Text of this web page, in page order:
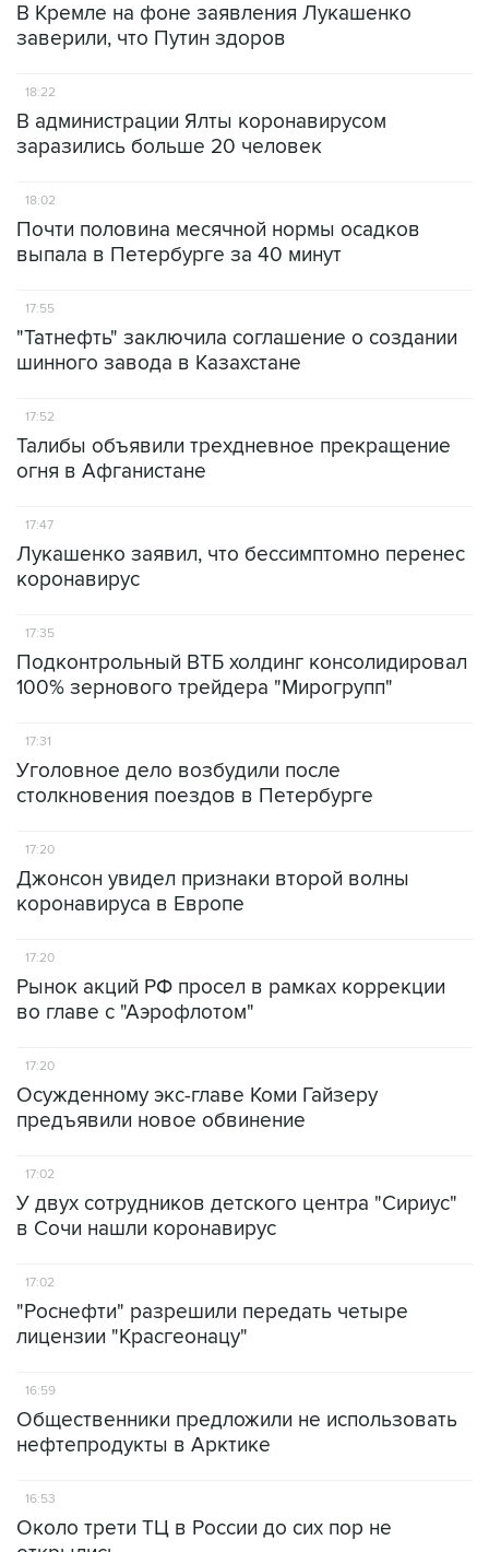
В Кремле на фоне заявления Лукашенко
заверили, что Путин здоров
18:22
В администрации Ялты коронавирусом
заразились больше 20 человек
18:02
Почти половина месячной нормы осадков
выпала в Петербурге за 40 минут
17:55
"Татнефть" заключила соглашение о создании
шинного завода в Казахстане
17:52
Талибы объявили трехдневное прекращение
огня в Афганистане
17:47
Лукашенко заявил, что бессимптомно перенес
коронавирус
17:35
Подконтрольный ВТБ холдинг консолидировал
100% зернового трейдера "Мирогрупп"
17:31
Уголовное дело возбудили после
столкновения поездов в Петербурге
17:20
Джонсон увидел признаки второй волны
коронавируса в Европе
17:20
Рынок акций РФ просел в рамках коррекции
во главе с "Аэрофлотом"
17:20
Осужденному экс-главе Коми Гайзеру
предъявили новое обвинение
17:02
У двух сотрудников детского центра "Сириус"
в Сочи нашли коронавирус
17:02
"Роснефти" разрешили передать четыре
лицензии "Красгеонацу"
16:59
Общественники предложили не использовать
нефтепродукты в Арктике
16:53
Около трети ТЦ в России до сих пор не